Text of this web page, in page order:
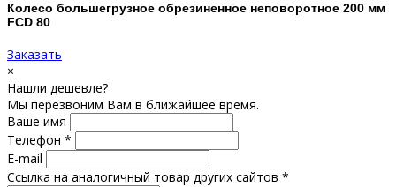
Колесо большегрузное обрезиненное неповоротное 200 мм
FCD 80
Заказать
×
Нашли дешевле?
Мы перезвоним Вам в ближайшее время.
Ваше имя
Телефон *
E-mail
Ссылка на аналогичный товар других сайтов *